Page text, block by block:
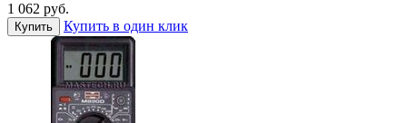
1 062 руб.
Купить Купить в один клик